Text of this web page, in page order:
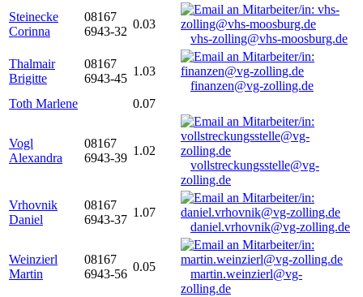
Steinecke
Corinna
08167
6943-32
0.03
vhs-zolling@vhs-moosburg.de
Thalmair
Brigitte
08167
6943-45
1.03
finanzen@vg-zolling.de
Toth Marlene
0.07
Vogl
Alexandra
08167
6943-39
1.02
vollstreckungsstelle@vg-
zolling.de
Vrhovnik
Daniel
08167
6943-37
1.07
daniel.vrhovnik@vg-zolling.de
Weinzierl
Martin
08167
6943-56
0.05
martin.weinzierl@vg-
zolling.de